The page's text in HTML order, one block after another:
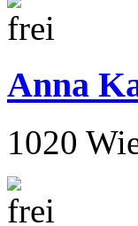
Adolf
1090
Anna